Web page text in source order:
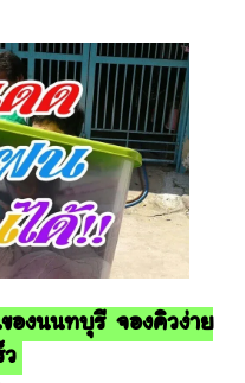
องนนทบุรี จองคิวง่าย
ว